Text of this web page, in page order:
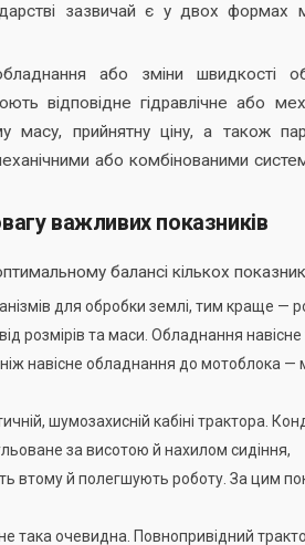
зазвичай є у двох формах
або зміни швидкості
відповідне гідравлічне або
прийнятну ціну, а також
або комбінованими
важливих показників
балансі кількох
для обробки землі, тим краще —
розмірів та маси. Обладнання навісне
навісне обладнання до мотоблока —
шумозахисній кабіні трактора.
за висотою й нахилом сидіння,
втому й полегшують роботу. За цим
така очевидна. Повнопривідний